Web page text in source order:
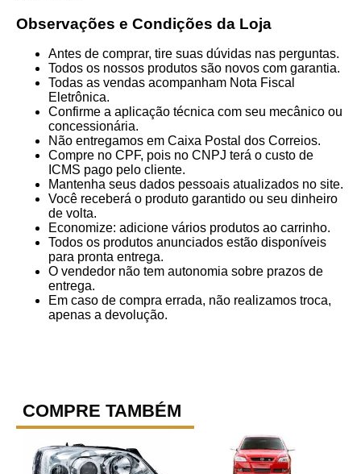
Observações e Condições da Loja
Antes de comprar, tire suas dúvidas nas perguntas.
Todos os nossos produtos são novos com garantia.
Todas as vendas acompanham Nota Fiscal
Eletrônica.
Confirme a aplicação técnica com seu mecânico ou
concessionária.
Não entregamos em Caixa Postal dos Correios.
Compre no CPF, pois no CNPJ terá o custo de
ICMS pago pelo cliente.
Mantenha seus dados pessoais atualizados no site.
Você receberá o produto garantido ou seu dinheiro
de volta.
Economize: adicione vários produtos ao carrinho.
Todos os produtos anunciados estão disponíveis
para pronta entrega.
O vendedor não tem autonomia sobre prazos de
entrega.
Em caso de compra errada, não realizamos troca,
apenas a devolução.
COMPRE TAMBÉM